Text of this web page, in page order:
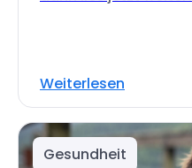
Weiterlesen
Gesundheit